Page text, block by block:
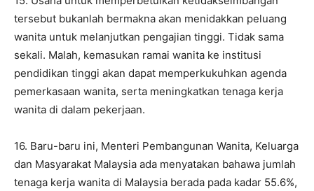
tersebut bukanlah bermakna akan menidakkan peluang
wanita untuk melanjutkan pengajian tinggi. Tidak sama
sekali. Malah, kemasukan ramai wanita ke institusi
pendidikan tinggi akan dapat memperkukuhkan agenda
pemerkasaan wanita, serta meningkatkan tenaga kerja
wanita di dalam pekerjaan.
16. Baru-baru ini, Menteri Pembangunan Wanita, Keluarga
dan Masyarakat Malaysia ada menyatakan bahawa jumlah
tenaga kerja wanita di Malaysia berada pada kadar 55.6%,